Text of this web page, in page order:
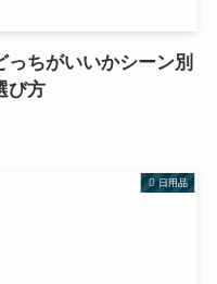
っちがいいかシーン別
び方
日用品